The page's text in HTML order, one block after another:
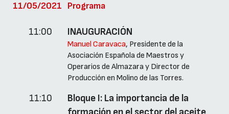
11/05/2021 Programa
11:00 INAUGURACIÓN
Manuel Caravaca, Presidente de la
Asociación Española de Maestros y
Operarios de Almazara y Director de
Producción en Molino de las Torres.
11:10
Bloque I: La importancia de la